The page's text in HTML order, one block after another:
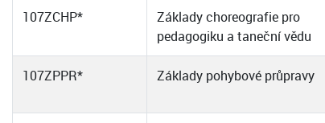
107ZCHP*
Základy choreografie pro
pedagogiku a taneční vědu
107ZPPR* Základy pohybové průpravy